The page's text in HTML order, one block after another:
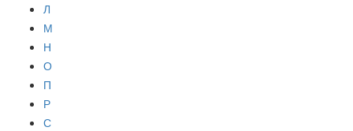
Л
М
Н
О
П
Р
С